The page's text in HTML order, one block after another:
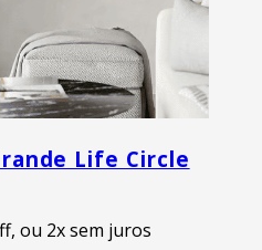
Life Circle
ou 2x sem juros